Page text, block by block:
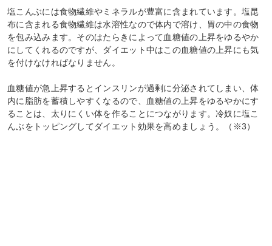
塩こんぶには食物繊維やミネラルが豊富に含まれています。塩昆
布に含まれる食物繊維は水溶性なので体内で溶け、胃の中の食物
を包み込みます。そのはたらきによって血糖値の上昇をゆるやか
にしてくれるのですが、ダイエット中はこの血糖値の上昇にも気
を付けなければなりません。
血糖値が急上昇するとインスリンが過剰に分泌されてしまい、体
内に脂肪を蓄積しやすくなるので、血糖値の上昇をゆるやかにす
ることは、太りにくい体を作ることにつながります。冷奴に塩こ
んぶをトッピングしてダイエット効果を高めましょう。（※3）